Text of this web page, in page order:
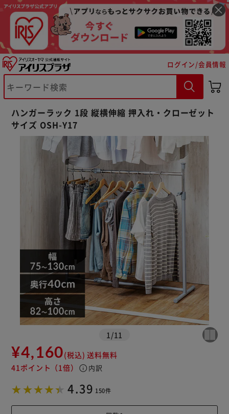
ログイン/会員情報
ハンガーラック 1段 縦横伸縮 押入れ・クローゼット
サイズ OSH-Y17
1 /11
¥4,160(税込) 送料無料
41ポイント （1倍） info 内訳
4.39 150件
※ご確認ください
カートに入れる 購入手続きへ